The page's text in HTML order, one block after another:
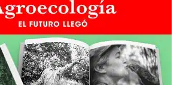
la conversación se vuelve muy
que evitar el choque frontal. Mi método
que puedan encarnar la
Gonzalo, de 41 años.